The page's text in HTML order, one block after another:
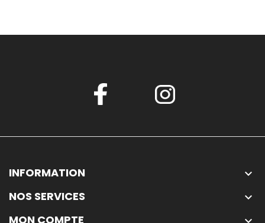
INFORMATION 
NOS SERVICES 
MON COMPTE